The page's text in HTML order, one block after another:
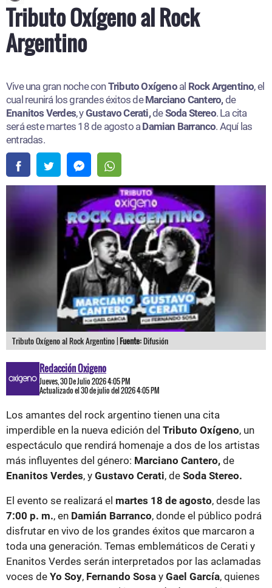
Tributo Oxígeno al Rock
Argentino
Vive una gran noche conTributo Oxígenoal Rock Argentino, el
cual reunirá los grandes éxitos deMarciano Cantero,de
Enanitos Verdes, yGustavo Cerati,deSoda Stereo. La cita
será este martes 18 de agosto a Damian Barranco. Aquí las
entradas.​
Tributo Oxígeno al Rock Argentino |Fuente:Difusión
Redacción Oxigeno
Jueves, 30 De Julio 2026 4:05 PM
Actualizado el 30 de julio del 2026 4:05 PM
Los amantes del rock argentino tienen una cita
imperdible en la nueva edición del Tributo Oxígeno, un
espectáculo que rendirá homenaje a dos de los artistas
más influyentes del género: Marciano Cantero, de
Enanitos Verdes, y Gustavo Cerati, de Soda Stereo.
El evento se realizará el martes 18 de agosto, desde las
7:00 p. m., en Damián Barranco, donde el público podrá
disfrutar en vivo de los grandes éxitos que marcaron a
toda una generación. Temas emblemáticos de Cerati y
Enanitos Verdes serán interpretados por las aclamadas
voces de Yo Soy, Fernando Sosa y Gael García, quienes